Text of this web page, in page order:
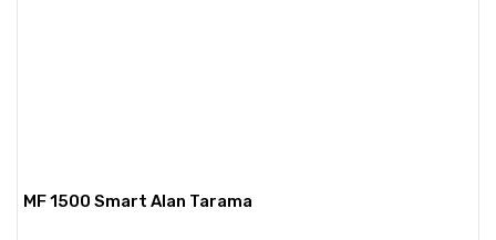
MF 1500 Smart Alan Tarama